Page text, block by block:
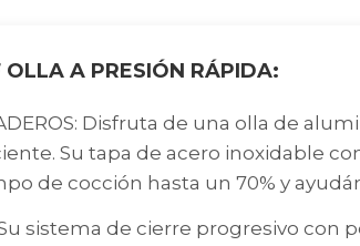
OLLA A PRESIÓN RÁPIDA:
Disfruta de una olla de
Su tapa de acero inoxidable
de cocción hasta un 70% y
Su sistema de cierre progresivo